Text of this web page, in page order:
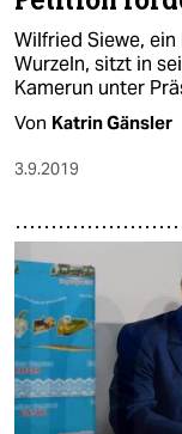
Wilfried Siewe,
Wurzeln, sitzt in
Kamerun unter
Von Katrin Gänsler
3.9.2019